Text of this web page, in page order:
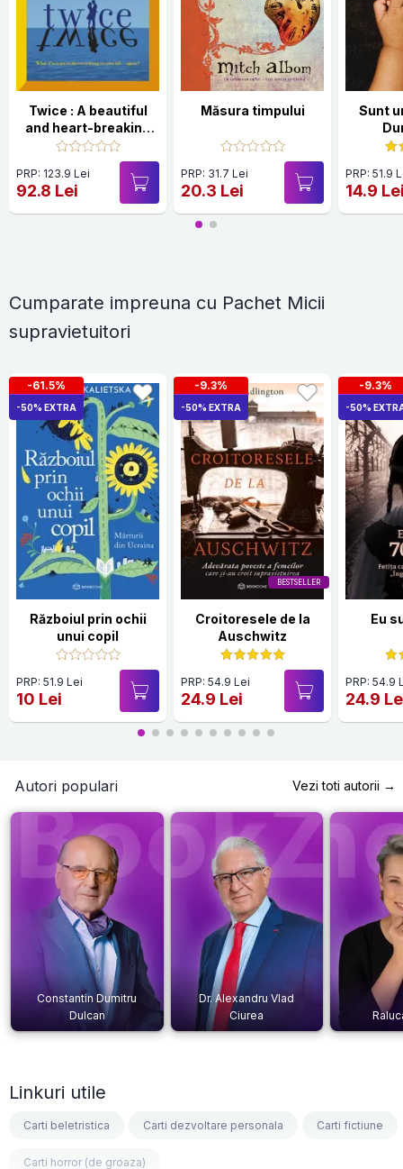
Twice : A beautiful
and heart-breaking
love story from one
of the world's
greatest and
bestselling
storytellers
PRP: 123.9 Lei
92.8 Lei
Măsura timpului
PRP: 31.7 Lei
20.3 Lei
Sunt
PRP: 51.9
14.9
Cumparate impreuna cu Pachet Micii
supravietuitori
-61.5%
-50% EXTRA
Războiul prin ochii
unui copil
PRP: 51.9 Lei
10 Lei
BESTSELLER
-9.3%
-50% EXTRA
Croitoresele de la
Auschwitz
PRP: 54.9 Lei
24.9 Lei
-9.3%
-50%
Eu
PRP: 54.9
24.9
Autori populari Vezi toti autorii →
Constantin Dumitru
Dulcan
Dr. Alexandru Vlad
Ciurea
Linkuri utile
Carti beletristica Carti dezvoltare personala Carti fictiune
Carti horror (de groaza)